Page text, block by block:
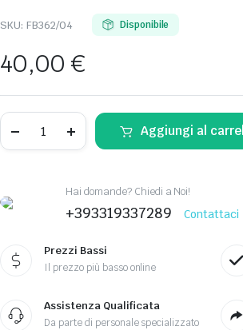
SKU: FB362/04 Disponibile
40,00€
Aggiungi al
Hai domande? Chiedi a Noi!
+393319337289 Contattaci
Prezzi Bassi
Il prezzo più basso online
Assistenza Qualificata
Da parte di personale specializzato